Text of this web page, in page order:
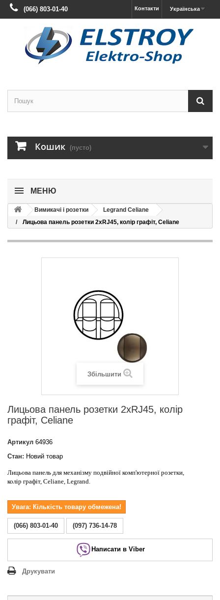
Українська
Контакти
(066) 803-01-40
Кошик (пусто)
МЕНЮ
Вимикачі і розетки
Legrand Celiane
Лицьова панель розетки 2хRJ45, колір графіт, Celiane
Збільшити
Лицьова панель розетки 2хRJ45, колір
графіт, Celiane
Артикул 64936
Стан: Новий товар
Лицьова панель для механізму подвійної комп'ютерної розетки,
колір графіт, Celiane, Legrand.
Увага: Кількість товару обмежена!
(066) 803-01-40 (097) 736-14-78
Написати в Viber
Друкувати